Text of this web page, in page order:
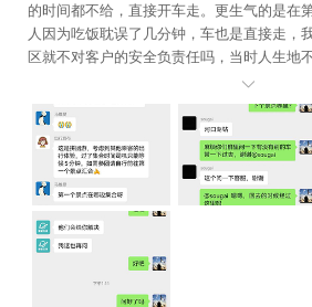
的时间都不给，直接开车走。更生气的是在
人因为吃饭耽误了几分钟，车也是直接走，
区就不对客户的安全负责任吗，当时人生地
里，车直接把你丢下不管了，真是中国人专
客服根本管不了你，只能让你找当地人，这
想办法，后来没办法只能不行将近两个小时
车，说好的时间也不对，介绍是16：00返
午11点多才到，加上路上去各个景区的时间
每个景点顶多半小时，没有一点游玩的乐趣
由行，这种太坑了
